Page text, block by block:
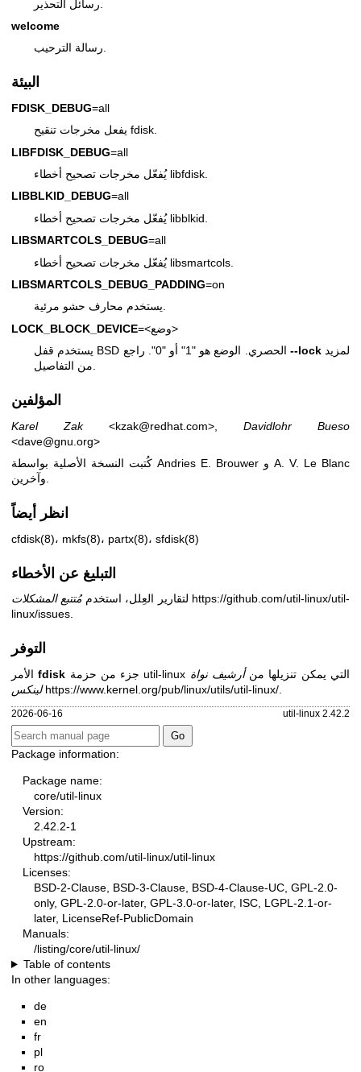
welcome
رسالة الترحيب.
البيئة
FDISK_DEBUG=all
يفعل مخرجات تنقيح fdisk.
LIBFDISK_DEBUG=all
يُفعّل مخرجات تصحيح أخطاء libfdisk.
LIBBLKID_DEBUG=all
يُفعّل مخرجات تصحيح أخطاء libblkid.
LIBSMARTCOLS_DEBUG=all
يُفعّل مخرجات تصحيح أخطاء libsmartcols.
LIBSMARTCOLS_DEBUG_PADDING=on
يستخدم محارف حشو مرئية.
LOCK_BLOCK_DEVICE
=<وضع>
--lockلمزيد
المؤلفين
Karel Zak<kzak@redhat.com>, Davidlohr Bueso
<dave@gnu.org>
كُتبت النسخة الأصلية بواسطة Andries E. Brouwer و A. V. Le Blanc
انظر أيضاً
cfdisk(8)، mkfs(8)، partx(8)، sfdisk(8)
التبليغ عن الأخطاء
لتقارير العِلل، استخدممُتتبع المشكلات
https://github.com/util-linux/util-
linux/issues
التوفر
الأمرfdisk جزء من حزمة util-linux التي يمكن تنزيلها منأرشيف نواة
لينكس https://www.kernel.org/pub/linux/utils/util-linux/
2026-06-16 util-linux 2.42.2
Package information:
Package name:
core/util-linux
Version:
2.42.2-1
Upstream:
https://github.com/util-linux/util-linux
Licenses:
BSD-2-Clause, BSD-3-Clause, BSD-4-Clause-UC, GPL-2.0-
only, GPL-2.0-or-later, GPL-3.0-or-later, ISC, LGPL-2.1-or-
later, LicenseRef-PublicDomain
Manuals:
/listing/core/util-linux/
Table of contents
In other languages:
de
en
fr
pl
ro